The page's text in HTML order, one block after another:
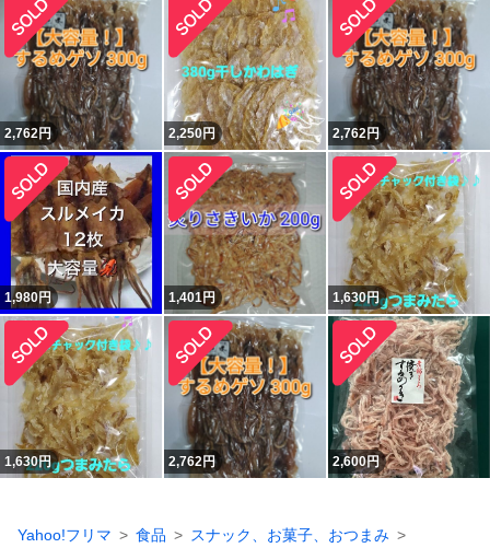
2,762円 2,250円 2,762円
1,980円 1,401円 1,630円
1,630円 2,762円 2,600円
Yahoo!フリマ 食品
スナック、お菓子、おつまみ